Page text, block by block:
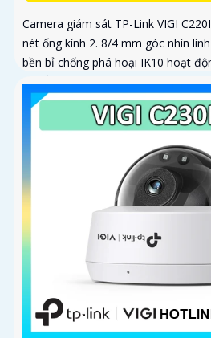
Camera giám sát TP-Link VIGI
nét ống kính 2. 8/4 mm góc nhìn
bền bỉ chống phá hoại IK10 hoạt
Chuẩn nén H